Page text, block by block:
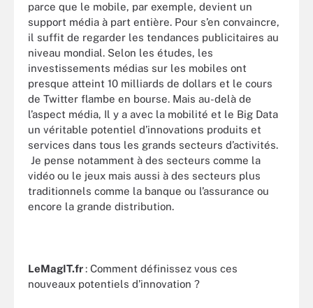
parce que le mobile, par exemple, devient un
support média à part entière. Pour s’en convaincre,
il suffit de regarder les tendances publicitaires au
niveau mondial. Selon les études, les
investissements médias sur les mobiles ont
presque atteint 10 milliards de dollars et le cours
de Twitter flambe en bourse. Mais au-delà de
l’aspect média, Il y a avec la mobilité et le Big Data
un véritable potentiel d’innovations produits et
services dans tous les grands secteurs d’activités.
Je pense notamment à des secteurs comme la
vidéo ou le jeux mais aussi à des secteurs plus
traditionnels comme la banque ou l’assurance ou
encore la grande distribution.
LeMagIT.fr: Comment définissez vous ces
nouveaux potentiels d’innovation ?